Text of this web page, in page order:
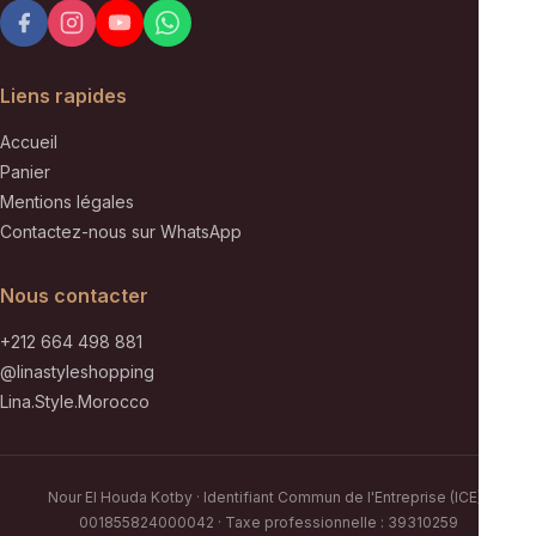
Liens rapides
Accueil
Panier
Mentions légales
Contactez-nous sur WhatsApp
Nous contacter
+212 664 498 881
@linastyleshopping
Lina.Style.Morocco
Nour El Houda Kotby · Identifiant Commun de l'Entreprise (ICE) :
001855824000042 · Taxe professionnelle : 39310259